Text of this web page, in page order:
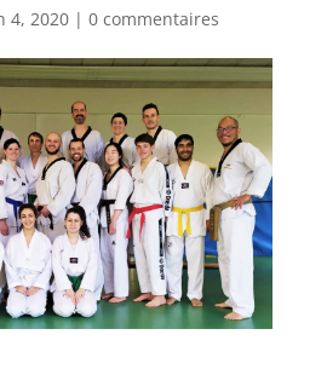
4, 2020| 0 commentaires